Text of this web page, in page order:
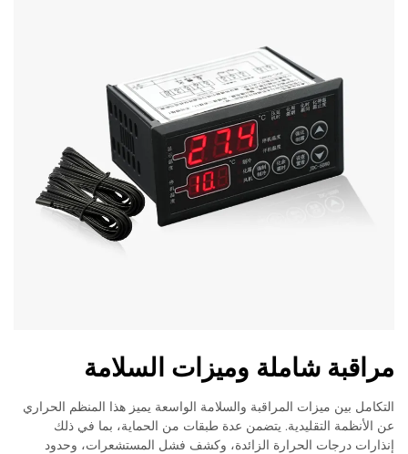
مراقبة شاملة وميزات السلامة
التكامل بين ميزات المراقبة والسلامة الواسعة يميز هذا المنظم الحراري
عن الأنظمة التقليدية. يتضمن عدة طبقات من الحماية، بما في ذلك
إنذارات درجات الحرارة الزائدة، وكشف فشل المستشعرات، وحدود